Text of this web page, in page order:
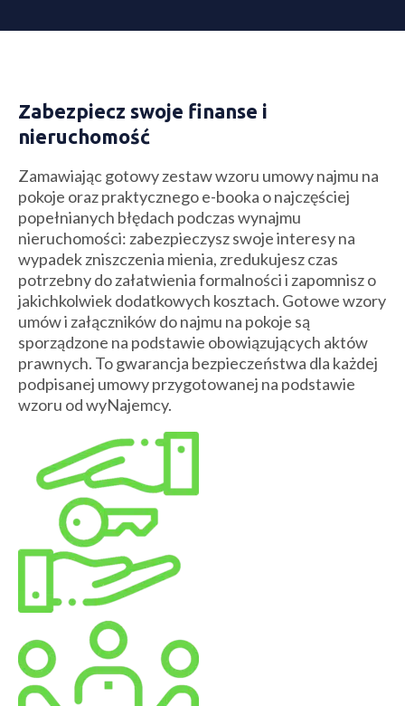
Zabezpiecz swoje finanse i
nieruchomość
Zamawiając gotowy zestaw wzoru umowy najmu na
pokoje oraz praktycznego e-booka o najczęściej
popełnianych błędach podczas wynajmu
nieruchomości: zabezpieczysz swoje interesy na
wypadek zniszczenia mienia, zredukujesz czas
potrzebny do załatwienia formalności i zapomnisz o
jakichkolwiek dodatkowych kosztach. Gotowe wzory
umów i załączników do najmu na pokoje są
sporządzone na podstawie obowiązujących aktów
prawnych. To gwarancja bezpieczeństwa dla każdej
podpisanej umowy przygotowanej na podstawie
wzoru od wyNajemcy.